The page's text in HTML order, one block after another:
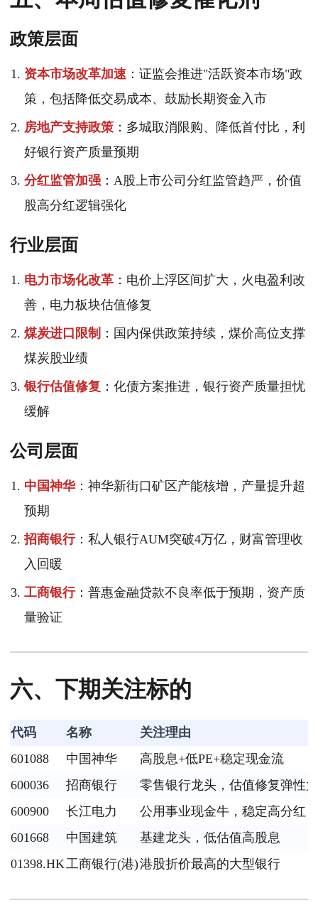
政策层面
资本市场改革加速 ：证监会推进"活跃资本市场"政
策，包括降低交易成本、鼓励长期资金入市
房地产支持政策 ：多城取消限购、降低首付比，利
好银行资产质量预期
分红监管加强 ：A股上市公司分红监管趋严，价值
股高分红逻辑强化
行业层面
电力市场化改革 ：电价上浮区间扩大，火电盈利改
善，电力板块估值修复
煤炭进口限制 ：国内保供政策持续，煤价高位支撑
煤炭股业绩
银行估值修复 ：化债方案推进，银行资产质量担忧
缓解
公司层面
中国神华：神华新街口矿区产能核增，产量提升超
预期
招商银行：私人银行AUM突破4万亿，财富管理收
入回暖
工商银行：普惠金融贷款不良率低于预期，资产质
量验证
六、下期关注标的
代码 名称
关注理由
601088
中国神华
高股息+低PE+稳定现金流
600036
招商银行
零售银行龙头，估值修复弹性大
600900
长江电力
公用事业现金牛，稳定高分红
601668
中国建筑
基建龙头，低估值高股息
01398.HK工商银行(港)港股折价最高的大型银行